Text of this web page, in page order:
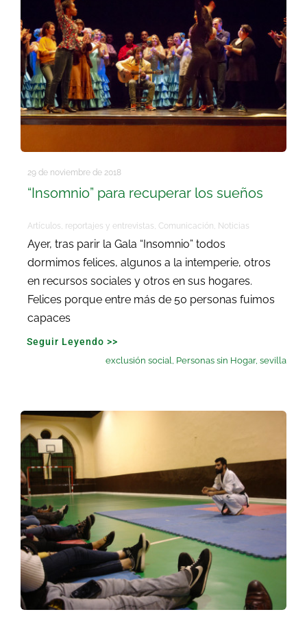
Buscar:
29 de noviembre de 2018
“Insomnio” para recuperar los sueños
Artículos, reportajes y entrevistas Comunicación Noticias
Ayer, tras parir la Gala “Insomnio” todos
dormimos felices, algunos a la intemperie, otros
en recursos sociales y otros en sus hogares.
Felices porque entre más de 50 personas fuimos
capaces
Seguir Leyendo >>
exclusión social Personas sin Hogar,sevilla